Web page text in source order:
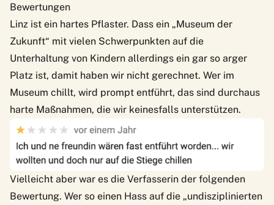
Bewertungen
Linz ist ein hartes Pflaster. Dass ein „Museum der
Zukunft“ mit vielen Schwerpunkten auf die
Unterhaltung von Kindern allerdings ein gar so arger
Platz ist, damit haben wir nicht gerechnet. Wer im
Museum chillt, wird prompt entführt, das sind durchaus
harte Maßnahmen, die wir keinesfalls unterstützen.
Vielleicht aber war es die Verfasserin der folgenden
Bewertung. Wer so einen Hass auf die „undisziplinierten